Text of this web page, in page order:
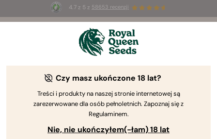
4.7 z 5 z 58653 recenzji
Summer Sales: do 50% zniżki
na wybrane produkty ⏤
Autor RQSDziennikarstwo ze specjalizacją w konopiach
Ryan Najjar Licencjat
Hodowla konopi - Edukacja nowych
Czy masz ukończone 18 lat?
Treści i produkty na naszej stronie internetowej są
zarezerwowane dla osób pełnoletnich. Zapoznaj się z
Regulaminem.
Nie, nie ukończyłem(-łam) 18 lat